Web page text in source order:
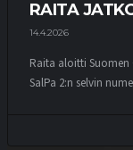
RAITA
14.4.2026
Raita aloitti Suomen
SalPa 2:n selvin